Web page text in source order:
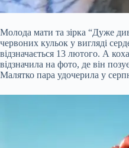
Молода мати та зірка “Дуже
червоних кульок у вигляді
відзначається 13 лютого. А
відзначила на фото, де він
Малятко пара удочерила у